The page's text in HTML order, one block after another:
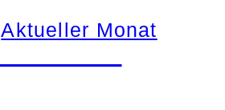
Aktueller Monat